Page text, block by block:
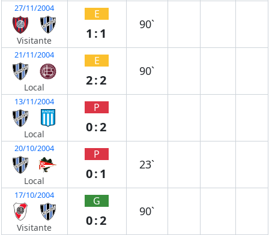
27/11/2004
Visitante
E
1:1
90`
21/11/2004
Local
E
2:2
90`
13/11/2004
Local
P
0:2
20/10/2004
Local
P
0:1
23`
17/10/2004
Visitante
G
0:2
90`